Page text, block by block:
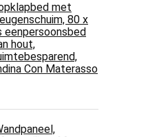
met
80 x
eenpersoonsbed
hout,
Con Materasso